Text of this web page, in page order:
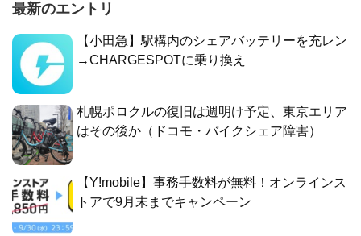
最新のエントリ
【小田急】駅構内のシェアバッテリーを充レン
→CHARGESPOTに乗り換え
札幌ポロクルの復旧は週明け予定、東京エリア
はその後か（ドコモ・バイクシェア障害）
【Y!mobile】事務手数料が無料！オンラインス
トアで9月末までキャンペーン